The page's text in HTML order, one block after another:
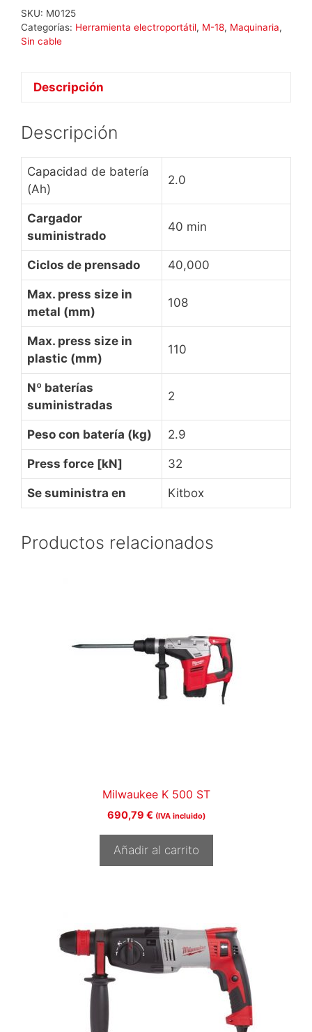
cantidad
SKU: M0125
Categorías: Herramienta electroportátil, M-18, Maquinaria,
Sin cable
Descripción
Descripción
Capacidad de batería
(Ah)
2.0
Cargador
suministrado
40 min
Ciclos de prensado 40,000
Max. press size in
metal (mm)
108
Max. press size in
plastic (mm)
110
Nº baterías
suministradas
2
Peso con batería (kg) 2.9
Press force [kN] 32
Se suministra en Kitbox
Productos relacionados
Milwaukee K 500 ST
690,79 € (IVA incluido)
Añadir al carrito